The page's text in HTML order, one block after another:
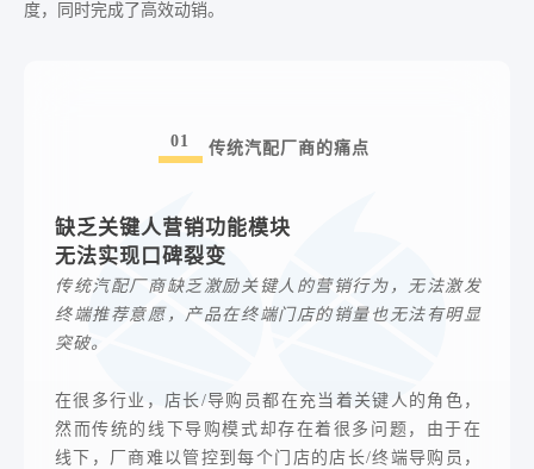
度，同时完成了高效动销。
01 传统汽配厂商的痛点
缺乏关键人营销功能模块
无法实现口碑裂变
传统汽配厂商缺乏激励关键人的营销行为，无法激发
终端推荐意愿，产品在终端门店的销量也无法有明显
突破。
在很多行业，店长/导购员都在充当着关键人的角色，
然而传统的线下导购模式却存在着很多问题，由于在
线下，厂商难以管控到每个门店的店长/终端导购员，